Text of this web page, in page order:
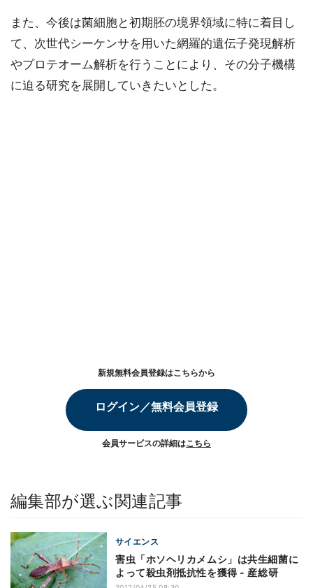
また、今後は菌細胞と初期胚の境界領域に特に着目し
て、次世代シーケンサを用いた網羅的遺伝子発現解析
やプロテオーム解析を行うことにより、その分子機構
に迫る研究を展開していきたいとした。
新規無料会員登録はこちらから
ログイン／無料会員登録
会員サービスの詳細はこちら
編集部が選ぶ関連記事
サイエンス
害虫「ホソヘリカメムシ」は共生細菌に
よって殺虫剤抵抗性を獲得 - 産総研